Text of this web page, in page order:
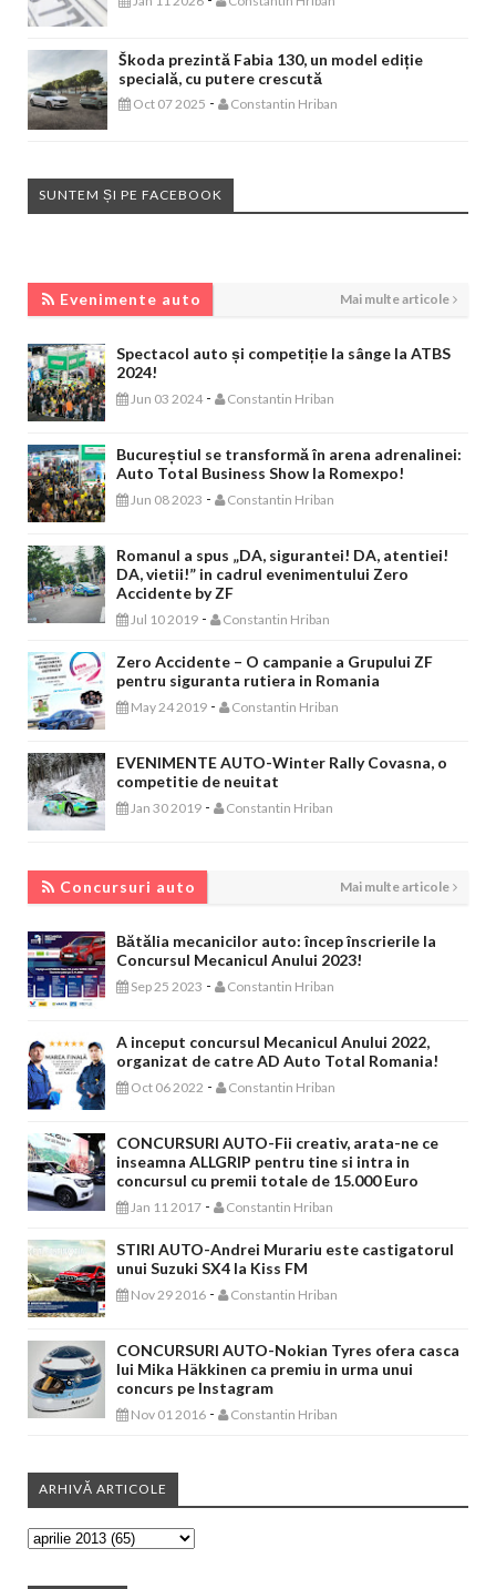
Škoda prezintă Fabia 130, un model ediție
specială, cu putere crescută
Oct 07 2025 - Constantin Hriban
SUNTEM ȘI PE FACEBOOK
Evenimente auto Mai multe articole
Spectacol auto și competiție la sânge la ATBS
2024!
Jun 03 2024 - Constantin Hriban
Bucureștiul se transformă în arena adrenalinei:
Auto Total Business Show la Romexpo!
Jun 08 2023 - Constantin Hriban
Romanul a spus „DA, sigurantei! DA, atentiei!
DA, vietii!” in cadrul evenimentului Zero
Accidente by ZF
Jul 10 2019 - Constantin Hriban
Zero Accidente – O campanie a Grupului ZF
pentru siguranta rutiera in Romania
May 24 2019 - Constantin Hriban
EVENIMENTE AUTO-Winter Rally Covasna, o
competitie de neuitat
Jan 30 2019 - Constantin Hriban
Concursuri auto Mai multe articole
Bătălia mecanicilor auto: încep înscrierile la
Concursul Mecanicul Anului 2023!
Sep 25 2023 - Constantin Hriban
A inceput concursul Mecanicul Anului 2022,
organizat de catre AD Auto Total Romania!
Oct 06 2022 - Constantin Hriban
CONCURSURI AUTO-Fii creativ, arata-ne ce
inseamna ALLGRIP pentru tine si intra in
concursul cu premii totale de 15.000 Euro
Jan 11 2017 - Constantin Hriban
STIRI AUTO-Andrei Murariu este castigatorul
unui Suzuki SX4 la Kiss FM
Nov 29 2016 - Constantin Hriban
CONCURSURI AUTO-Nokian Tyres ofera casca
lui Mika Häkkinen ca premiu in urma unui
concurs pe Instagram
Nov 01 2016 - Constantin Hriban
ARHIVĂ ARTICOLE